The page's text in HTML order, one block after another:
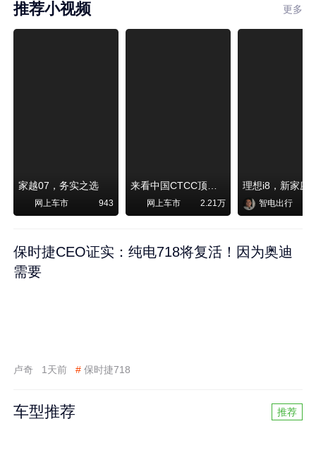
推荐小视频 更多
家越07，务实之选
网上车市 943 网上车市 2.21万 智电出行
保时捷CEO证实：纯电718将复活！因为奥迪
需要
卢奇 1天前 # 保时捷718
车型推荐 推荐